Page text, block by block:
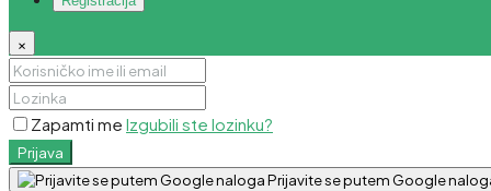
×
Zapamti me Izgubili ste lozinku?
Prijava
Prijavite se putem Google